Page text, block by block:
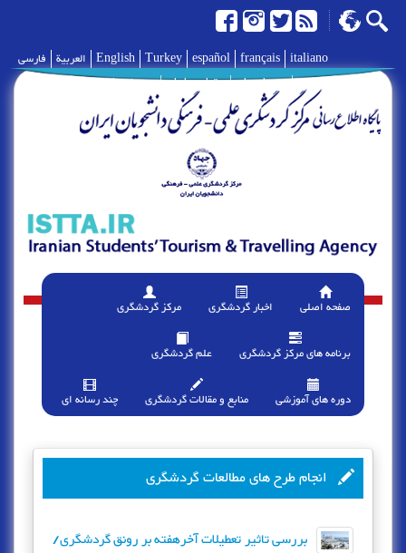
فارسی العربية English Turkey español français italiano
درباره ما | تماس با ما | پیوند ها |
صفحه اصلی اخبار گردشگری مرکز گردشگری
برنامه های مرکز گردشگری علم گردشگری
دوره های آموزشی منابع و مقالات گردشگری چند رسانه ای
انجام طرح های مطالعات گردشگری
بررسی تاثیر تعطیلات آخرهفته بر رونق گردشگری/